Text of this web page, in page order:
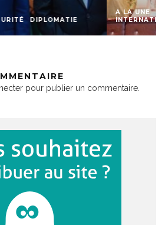
DIPLOMATIE
pour publier un commentaire.